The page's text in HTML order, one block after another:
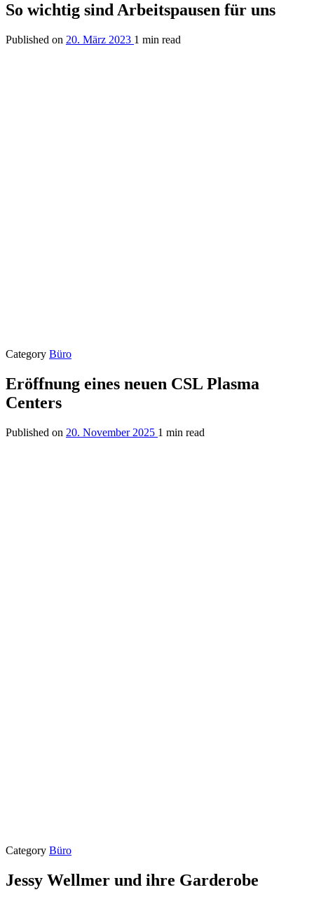
So wichtig sind Arbeitspausen für uns
Published on 20. März 2023 1 min read
Category Büro
Eröffnung eines neuen CSL Plasma
Centers
Published on 20. November 2025 1 min read
Category Büro
Jessy Wellmer und ihre Garderobe